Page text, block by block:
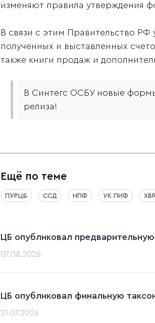
изменяют правила утверждения
В связи с этим Правительство РФ
полученных и выставленных
также книги продаж и
В Синтегс ОСБУ новые
релиза!
Ещё по теме
ПУРЦБ ССД НПФ УК ПИФ
ЦБ опубликовал
07.08.2026
ЦБ опубликовал финальную
21.07.2026